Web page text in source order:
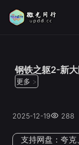
钢铁之躯2-新
更多 >
2025-12-19 288
支持网盘： 夸克